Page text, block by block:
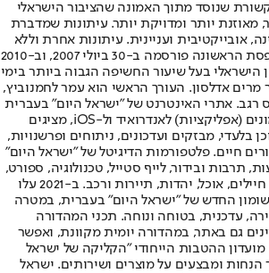
שנוסד מתוך האמונה שהציבור הישראלי
מאוזנת יותר ומדויקת יותר. עיתונות שמדברת
אובייקטיבית ועניינית. עיתונות אחרת וללא
תשלום. המהדורה המודפסת הראשונה פורסמה ב-30 ביולי 2007, וב-2010
הישראלי בעל שיעור החשיפה הגבוה ביותר בימי
מרים אדלסון. העורך הראשי הוא עמר לחמנוביץ,
רגב. אתרי האינטרנט של "ישראל היום" בעברית
ובאנגלית, כמו כן היישומונים (אפליקציות) לאנדרואיד ול-iOS, מציגים
בלעדי, מבזקים ועדכונים, ניתוחים ופרשנויות,
חיים. פלטפורמות הדיגיטל של "ישראל היום"
תרבות ובידור, לייף סטייל, טכנולוגיה, ספורט,
כלכלה וצרכנות, בריאות, חיילים, אוכל, יהדות, תיירות ורכב. ב-2021 עלו
החדש של "ישראל היום" בעברית, במטרה
עדכנית, בטוחה ונוחה. תכני המהדורה
גם באתר, במהדורה יומית מקוונת, ואפשר
מועדון ההטבות הייחודי "הקליקה של ישראל
הנחות ומבצעים על מוצרים ושירותים. ישראל